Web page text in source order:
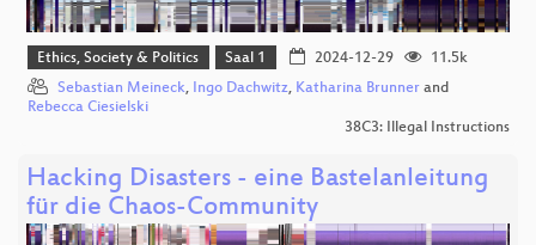
Ethics, Society & Politics Saal 1 2024-12-29
11.5k
Sebastian Meineck, Ingo Dachwitz, Katharina Brunner and
Rebecca Ciesielski
38C3: Illegal Instructions
Hacking Disasters - eine Bastelanleitung
für die Chaos-Community